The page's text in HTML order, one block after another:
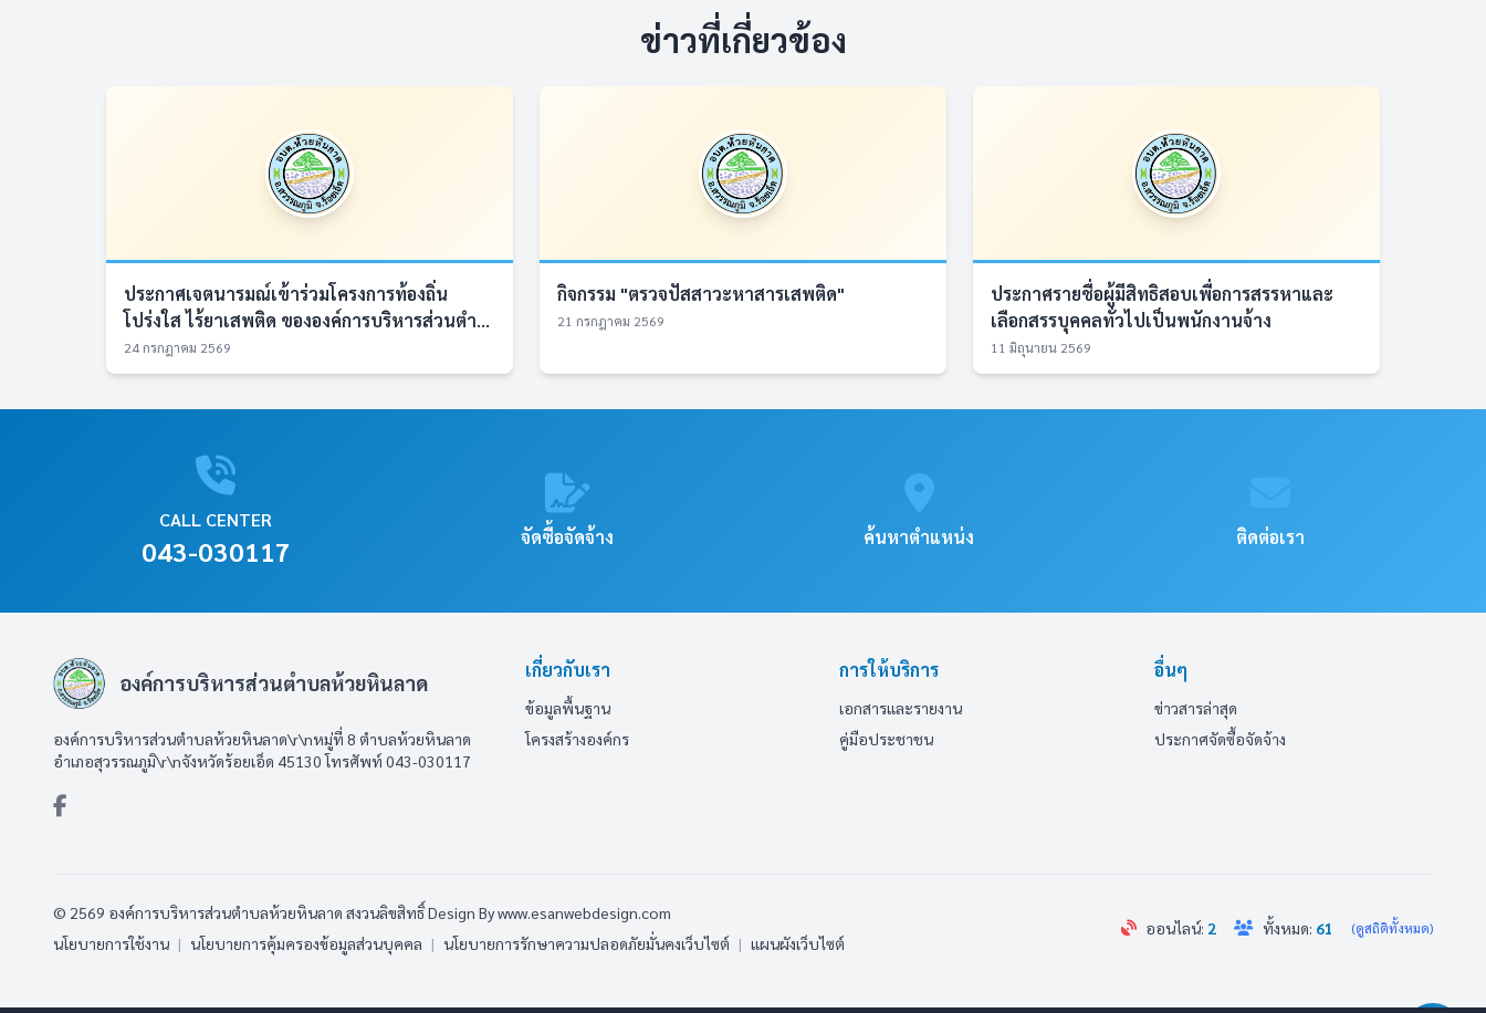
ข่าวที่เกี่ยวข้อง
ประกาศเจตนารมณ์เข้าร่วมโครงการท้องถิ่น
โปร่งใส ไร้ยาเสพติด ขององค์การบริหารส่วนตำ...
24 กรกฎาคม 2569
กิจกรรม "ตรวจปัสสาวะหาสารเสพติด"
21 กรกฎาคม 2569
ประกาศรายชื่อผู้มีสิทธิสอบเพื่อการสรรหาและ
เลือกสรรบุคคลทั่วไปเป็นพนักงานจ้าง
11 มิถุนายน 2569
CALL CENTER
043-030117 จัดซื้อจัดจ้าง ค้นหาตำแหน่ง ติดต่อเรา
องค์การบริหารส่วนตำบลห้วยหินลาด
องค์การบริหารส่วนตำบลห้วยหินลาด\r\nหมู่ที่ 8 ตำบลห้วยหินลาด
อำเภอสุวรรณภูมิ\r\nจังหวัดร้อยเอ็ด 45130 โทรศัพท์ 043-030117
เกี่ยวกับเรา
ข้อมูลพื้นฐาน
โครงสร้างองค์กร
การให้บริการ
เอกสารและรายงาน
คู่มือประชาชน
อื่นๆ
ข่าวสารล่าสุด
ประกาศจัดซื้อจัดจ้าง
© 2569 องค์การบริหารส่วนตำบลห้วยหินลาด สงวนลิขสิทธิ์Design By www.esanwebdesign.com
นโยบายการใช้งาน | นโยบายการคุ้มครองข้อมูลส่วนบุคคล | นโยบายการรักษาความปลอดภัยมั่นคงเว็บไซต์ | แผนผังเว็บไซต์
ออนไลน์: 2 ทั้งหมด: 61 (ดูสถิติทั้งหมด)